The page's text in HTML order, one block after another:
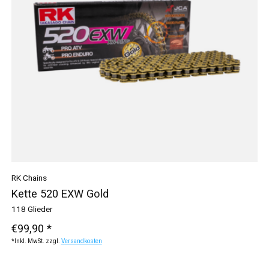
RK Chains
Kette 520 EXW Gold
118 Glieder
€99,90 *
*Inkl. MwSt. zzgl. Versandkosten